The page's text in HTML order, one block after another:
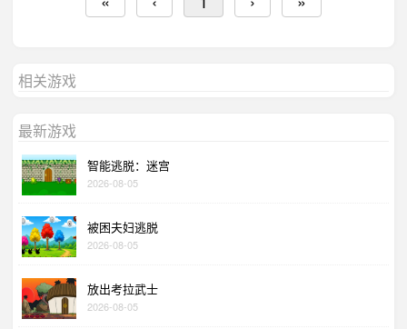
相关游戏
最新游戏
智能逃脱：迷宫
2026-08-05
被困夫妇逃脱
2026-08-05
放出考拉武士
2026-08-05